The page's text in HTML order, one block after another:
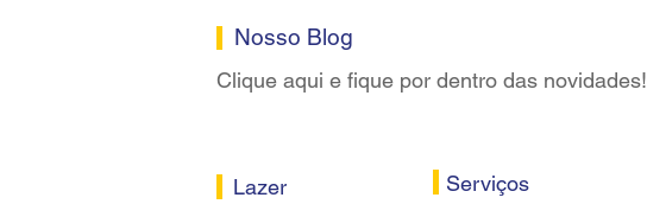
Nosso Blog
Clique aqui e fique por dentro das novidades!
Lazer Serviços